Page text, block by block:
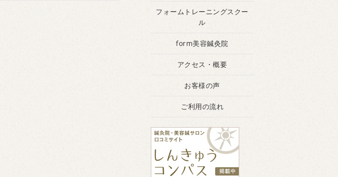
フォームトレーニングスクー
ル
form美容鍼灸院
アクセス・概要
お客様の声
ご利用の流れ